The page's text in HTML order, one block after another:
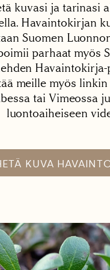
kuvasi ja tarinasi
Havaintokirjan
Suomen
parhaat myös
Havaintokirja-
meille myös
tai Vimeossa
luontoaiheiseen
KUVA